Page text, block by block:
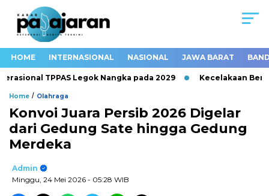
HOME INTERNASIONAL NASIONAL JAWA BARAT
TPPAS Legok Nangka pada 2029 Kecelakaan
Home / Olahraga
Konvoi Juara Persib 2026 Digelar
dari Gedung Sate hingga Gedung
Merdeka
Admin
Minggu, 24 Mei 2026 - 05:28 WIB